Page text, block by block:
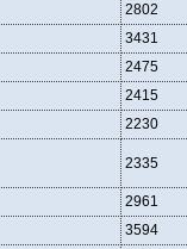
2802
3431
2475
2415
2230
2335
2961
3594